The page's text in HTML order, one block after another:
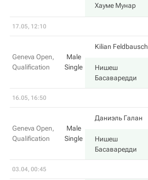
Хауме Мунар
17.05, 12:10
Geneva Open,
Qualification
Male
Single
Kilian Feldbausch
Нишеш
Басаваредди
16.05, 16:50
Geneva Open,
Qualification
Male
Single
Даниэль Галан
Нишеш
Басаваредди
03.04, 00:45